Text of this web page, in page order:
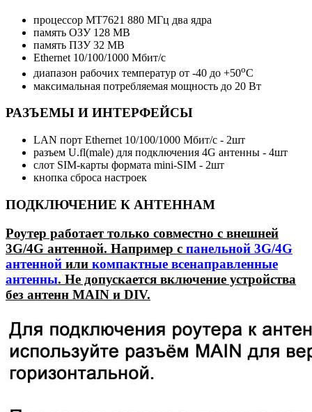
процессор MT7621 880 МГц два ядра
память ОЗУ 128 MB
память ПЗУ 32 MB
Ethernet 10/100/1000 Мбит/c
диапазон рабочих температур от -40 до +50оС
максимальная потребляемая мощность до 20 Вт
РАЗЪЕМЫ И ИНТЕРФЕЙСЫ
LAN порт Ethernet 10/100/1000 Мбит/с - 2шт
разъем U.fl(male) для подключения 4G антенны - 4шт
слот SIM-карты формата mini-SIM - 2шт
кнопка сброса настроек
ПОДКЛЮЧЕНИЕ К АНТЕННАМ
Роутер работает только совместно с внешней
3G/4G антенной. Например с панельной 3G/4G
антенной или компактные всенаправленные
антенны. Не допускается включение устройства
без антенн MAIN и DIV.